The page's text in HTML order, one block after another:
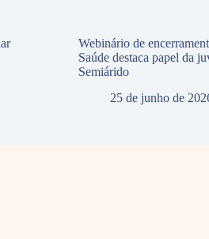
Webinário de
Saúde destaca papel da
Semiárido
25 de junho de